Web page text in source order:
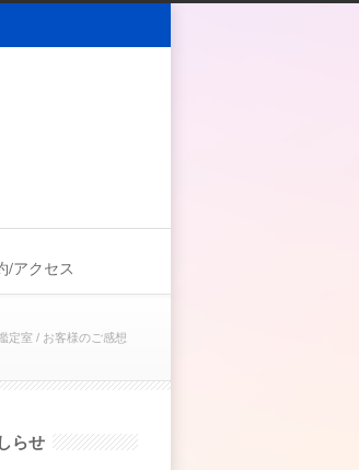
/アクセス
定室 / お客様のご感想
らせ